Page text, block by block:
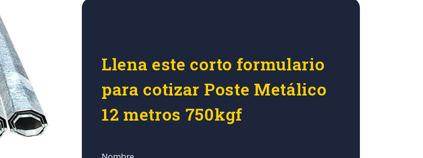
Llena este corto formulario
para cotizar Poste Metálico
12 metros 750kgf